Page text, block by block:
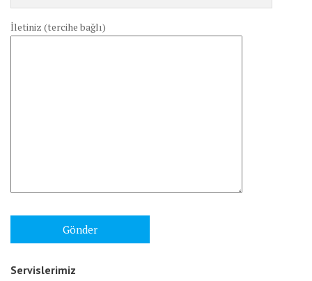
İletiniz (tercihe bağlı)
Servislerimiz